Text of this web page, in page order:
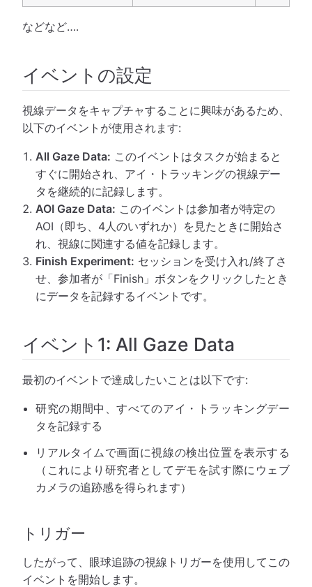
などなど….
イベントの設定
視線データをキャプチャすることに興味があるため、
以下のイベントが使用されます:
All Gaze Data: このイベントはタスクが始まると
すぐに開始され、アイ・トラッキングの視線デー
タを継続的に記録します。
AOI Gaze Data: このイベントは参加者が特定の
AOI（即ち、4人のいずれか）を見たときに開始さ
れ、視線に関連する値を記録します。
Finish Experiment: セッションを受け入れ/終了さ
せ、参加者が「Finish」ボタンをクリックしたとき
にデータを記録するイベントです。
イベント1: All Gaze Data
最初のイベントで達成したいことは以下です:
研究の期間中、すべてのアイ・トラッキングデー
タを記録する
リアルタイムで画面に視線の検出位置を表示する
（これにより研究者としてデモを試す際にウェブ
カメラの追跡感を得られます）
トリガー
したがって、眼球追跡の視線トリガーを使用してこの
イベントを開始します。